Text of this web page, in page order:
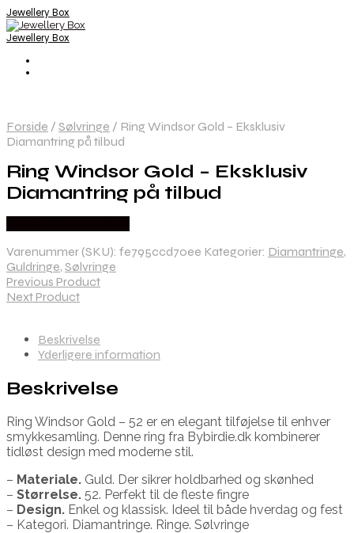
Jewellery Box
Jewellery Box
Forside / Sølvringe / Ring Windsor Gold – Eksklusiv
Diamantring på tilbud
Ring Windsor Gold – Eksklusiv
Diamantring på tilbud
Varenummer (SKU): fe795ccd70ee Kategorier: Diamantringe,
Guldringe, Sølvringe
Previous Product
Next Product
Beskrivelse
Yderligere information
Beskrivelse
Ring Windsor Gold – 52 er en elegant tilføjelse til enhver
smykkesamling. Denne ring fra Bybirdie.dk kombinerer
tidløst design med moderne stil.
– Materiale. Guld. Der sikrer holdbarhed og skønhed
– Størrelse. 52. Perfekt til de fleste fingre
– Design. Enkel og klassisk. Ideel til både hverdag og fest
– Kategori. Diamantringe. Ringe. Sølvringe